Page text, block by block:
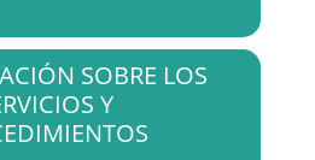
SOBRE LOS
Y